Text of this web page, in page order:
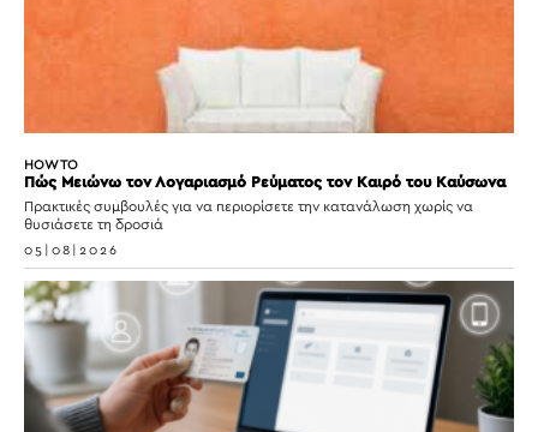
HOW TO
Πώς Μειώνω τον Λογαριασμό Ρεύματος τον Καιρό του Καύσωνα
Πρακτικές συμβουλές για να περιορίσετε την κατανάλωση χωρίς να
θυσιάσετε τη δροσιά
05|08|2026